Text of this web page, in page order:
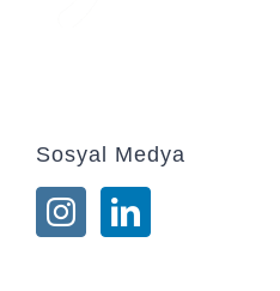
Sosyal Medya